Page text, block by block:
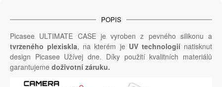
POPIS
Picasee ULTIMATE CASE je vyroben z pevného silikonu a
tvrzeného plexiskla, na kterém je UV technologiínatisknut
design Picasee Užívej dne. Díky použití kvalitních materiálů
garantujeme doživotní záruku.